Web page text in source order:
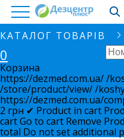
КАТАЛОГ ТОВАРІВ
0
Корзина
https://dezmed.com.ua//
/store/product/view//
https://dezmed.com.ua/
2 грн ✔ Product in cart
cartGo to cart Remove
total Do not set additional